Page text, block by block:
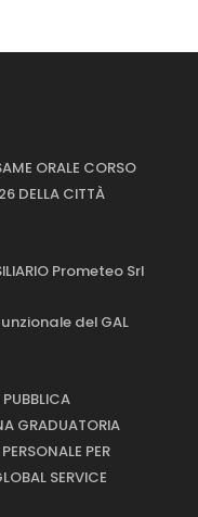
ORALE CORSO
DELLA CITTÀ
Prometeo Srl
del GAL
GRADUATORIA
PER
SERVICE